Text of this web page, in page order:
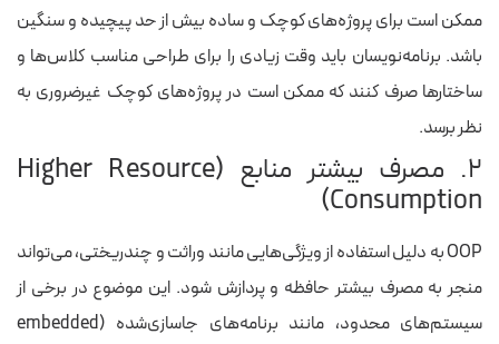
ممکن است برای پروژه‌های کوچک و ساده بیش از حد پیچیده و سنگین
باشد. برنامه‌نویسان باید وقت زیادی را برای طراحی مناسب کلاس‌ها و
ساختارها صرف کنند که ممکن است در پروژه‌های کوچک غیرضروری به
نظر برسد.
۲. مصرف بیشتر منابع (Higher Resource
Consumption)
OOP به دلیل استفاده از ویژگی‌هایی مانند وراثت و چندریختی، می‌تواند
منجر به مصرف بیشتر حافظه و پردازش شود. این موضوع در برخی از
سیستم‌های محدود، مانند برنامه‌های جاسازی‌شده (embedded